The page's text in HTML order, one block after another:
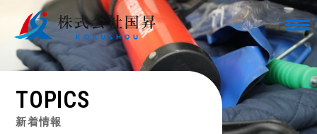
TOPICS
新着情報